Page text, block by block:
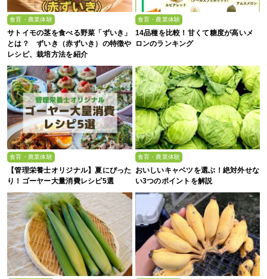
食育・農業体験
サトイモの茎を食べる野菜「ずいき」
とは？ ずいき（赤ずいき）の特徴や
レシピ、栽培方法を紹介
食育・農業体験
14品種を比較！甘くて糖度が高いメ
ロンのランキング
食育・農業体験
【管理栄養士オリジナル】夏にぴった
り！ゴーヤー大量消費レシピ5選
食育・農業体験
おいしいキャベツを選ぶ！絶対外せな
い3つのポイントを解説